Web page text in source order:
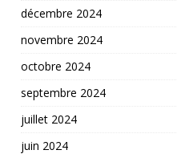
décembre 2024
novembre 2024
octobre 2024
septembre 2024
juillet 2024
juin 2024